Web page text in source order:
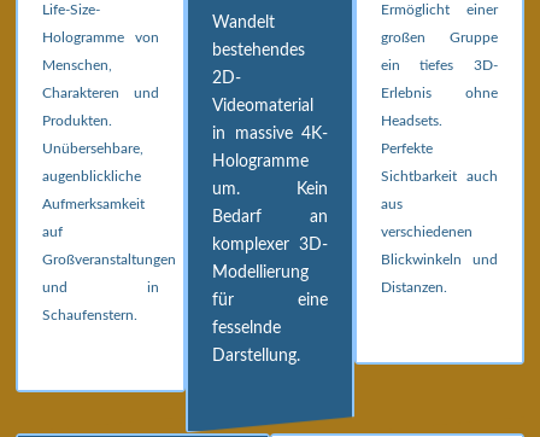
Life-Size-
Hologramme von
Menschen,
Charakteren und
Produkten.
Unübersehbare,
augenblickliche
Aufmerksamkeit
auf
Großveranstaltungen
und in
Schaufenstern.
Wandelt
bestehendes
2D-
Videomaterial
in massive 4K-
Hologramme
um. Kein
Bedarf an
komplexer 3D-
Modellierung
für eine
fesselnde
Darstellung.
Ermöglicht einer
großen Gruppe
ein tiefes 3D-
Erlebnis ohne
Headsets.
Perfekte
Sichtbarkeit auch
aus
verschiedenen
Blickwinkeln und
Distanzen.